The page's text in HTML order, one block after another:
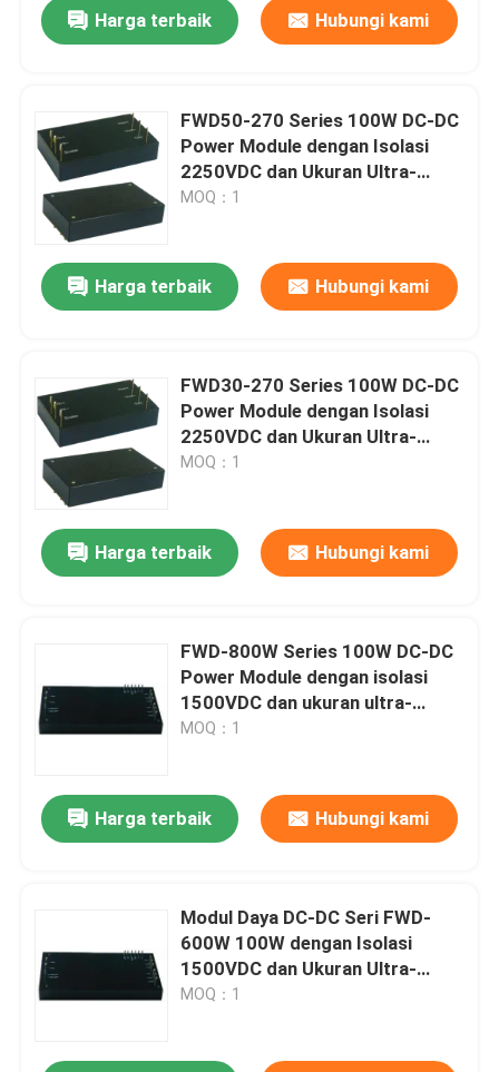
Harga terbaik Hubungi kami
FWD50-270 Series 100W DC-DC
Power Module dengan Isolasi
2250VDC dan Ukuran Ultra-
kompak untuk Aplikasi
MOQ：1
Harga terbaik Hubungi kami
FWD30-270 Series 100W DC-DC
Power Module dengan Isolasi
2250VDC dan Ukuran Ultra-
kompak untuk Aplikasi
MOQ：1
Harga terbaik Hubungi kami
FWD-800W Series 100W DC-DC
Power Module dengan isolasi
1500VDC dan ukuran ultra-
kompak untuk aplikasi
MOQ：1
Harga terbaik Hubungi kami
Modul Daya DC-DC Seri FWD-
600W 100W dengan Isolasi
1500VDC dan Ukuran Ultra-
kompak untuk Aplikasi
MOQ：1